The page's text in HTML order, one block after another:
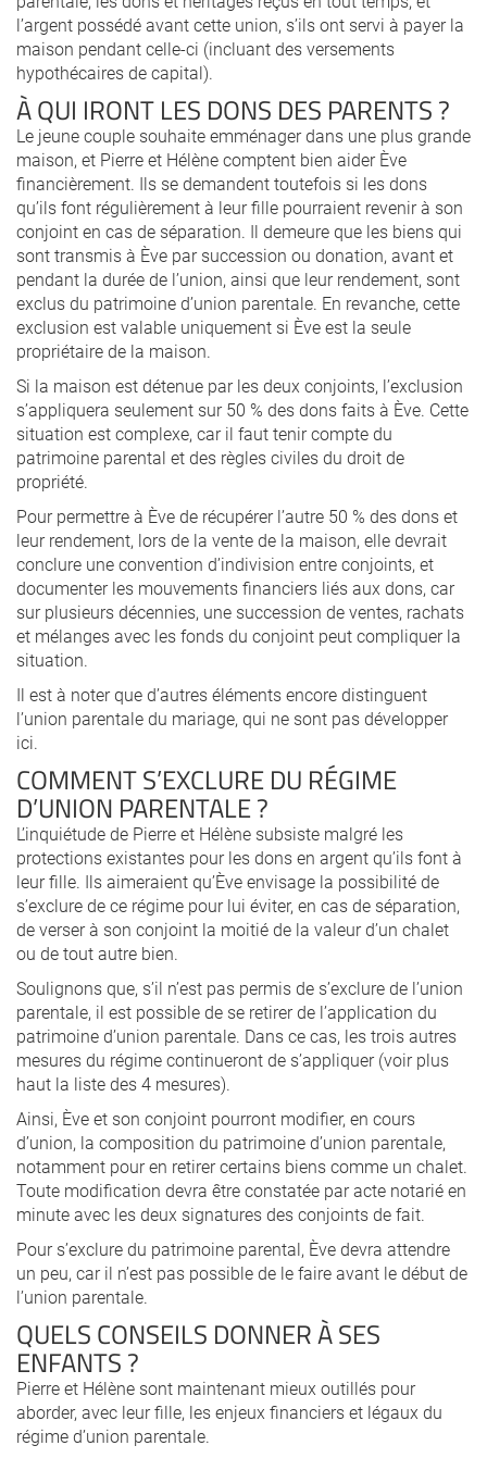
l’argent possédé avant cette union, s’ils ont servi à payer la
maison pendant celle-ci (incluant des versements
hypothécaires de capital).
À QUI IRONT LES DONS DES PARENTS ?
Le jeune couple souhaite emménager dans une plus grande
maison, et Pierre et Hélène comptent bien aider Ève
financièrement. Ils se demandent toutefois si les dons
qu’ils font régulièrement à leur fille pourraient revenir à son
conjoint en cas de séparation. Il demeure que les biens qui
sont transmis à Ève par succession ou donation, avant et
pendant la durée de l’union, ainsi que leur rendement, sont
exclus du patrimoine d’union parentale. En revanche, cette
exclusion est valable uniquement si Ève est la seule
propriétaire de la maison.
Si la maison est détenue par les deux conjoints, l’exclusion
s’appliquera seulement sur 50 % des dons faits à Ève. Cette
situation est complexe, car il faut tenir compte du
patrimoine parental et des règles civiles du droit de
propriété.
Pour permettre à Ève de récupérer l’autre 50 % des dons et
leur rendement, lors de la vente de la maison, elle devrait
conclure une convention d’indivision entre conjoints, et
documenter les mouvements financiers liés aux dons, car
sur plusieurs décennies, une succession de ventes, rachats
et mélanges avec les fonds du conjoint peut compliquer la
situation.
Il est à noter que d’autres éléments encore distinguent
l’union parentale du mariage, qui ne sont pas développer
ici.
COMMENT S’EXCLURE DU RÉGIME
D’UNION PARENTALE ?
L’inquiétude de Pierre et Hélène subsiste malgré les
protections existantes pour les dons en argent qu’ils font à
leur fille. Ils aimeraient qu’Ève envisage la possibilité de
s’exclure de ce régime pour lui éviter, en cas de séparation,
de verser à son conjoint la moitié de la valeur d’un chalet
ou de tout autre bien.
Soulignons que, s’il n’est pas permis de s’exclure de l’union
parentale, il est possible de se retirer de l’application du
patrimoine d’union parentale. Dans ce cas, les trois autres
mesures du régime continueront de s’appliquer (voir plus
haut la liste des 4 mesures).
Ainsi, Ève et son conjoint pourront modifier, en cours
d’union, la composition du patrimoine d’union parentale,
notamment pour en retirer certains biens comme un chalet.
Toute modification devra être constatée par acte notarié en
minute avec les deux signatures des conjoints de fait.
Pour s’exclure du patrimoine parental, Ève devra attendre
un peu, car il n’est pas possible de le faire avant le début de
l’union parentale.
QUELS CONSEILS DONNER À SES
ENFANTS ?
Pierre et Hélène sont maintenant mieux outillés pour
aborder, avec leur fille, les enjeux financiers et légaux du
régime d’union parentale.